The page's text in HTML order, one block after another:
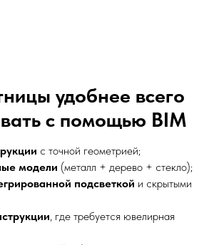
удобнее всего
с помощью BIM
с точной геометрией;
модели (металл + дерево + стекло);
подсветкой и скрытыми
, где требуется ювелирная